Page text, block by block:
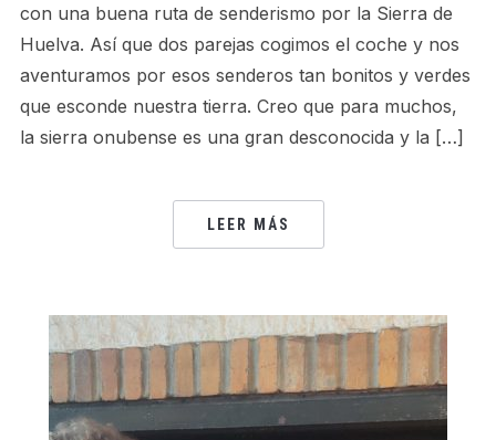
con una buena ruta de senderismo por la Sierra de
Huelva. Así que dos parejas cogimos el coche y nos
aventuramos por esos senderos tan bonitos y verdes
que esconde nuestra tierra. Creo que para muchos,
la sierra onubense es una gran desconocida y la […]
LEER MÁS